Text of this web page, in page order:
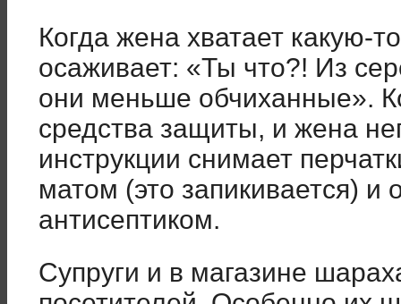
Когда жена хватает какую-
осаживает: «Ты что?! Из
они меньше обчиханные».
средства защиты, и жена
инструкции снимает
матом (это запикивается) и
антисептиком.
Супруги и в магазине